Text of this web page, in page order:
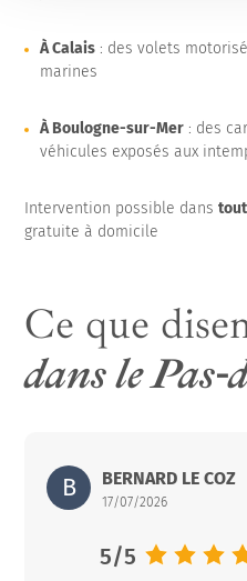
À Calais : des volets
marines
À Boulogne-sur-Mer : des
véhicules exposés aux
Intervention possible dans
gratuite à domicile
Ce que
dans le
Abrisud 15 rue Louis
B BERNARD LE COZ
17/07/2026
Note
5/5